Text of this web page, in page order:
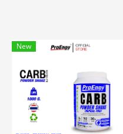
New